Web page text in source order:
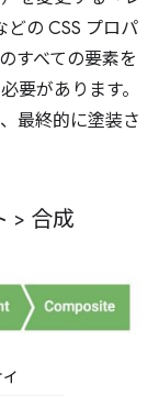
どの CSS プロパ
すべての要素を
要があります。
最終的に塗装さ
> 合成